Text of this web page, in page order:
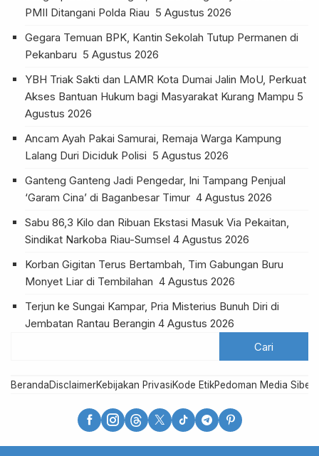
PMII Ditangani Polda Riau 5 Agustus 2026
Gegara Temuan BPK, Kantin Sekolah Tutup Permanen di
Pekanbaru 5 Agustus 2026
YBH Triak Sakti dan LAMR Kota Dumai Jalin MoU, Perkuat
Akses Bantuan Hukum bagi Masyarakat Kurang Mampu 5
Agustus 2026
Ancam Ayah Pakai Samurai, Remaja Warga Kampung
Lalang Duri Diciduk Polisi 5 Agustus 2026
Ganteng Ganteng Jadi Pengedar, Ini Tampang Penjual
‘Garam Cina’ di Baganbesar Timur 4 Agustus 2026
Sabu 86,3 Kilo dan Ribuan Ekstasi Masuk Via Pekaitan,
Sindikat Narkoba Riau-Sumsel 4 Agustus 2026
Korban Gigitan Terus Bertambah, Tim Gabungan Buru
Monyet Liar di Tembilahan 4 Agustus 2026
Terjun ke Sungai Kampar, Pria Misterius Bunuh Diri di
Jembatan Rantau Berangin 4 Agustus 2026
BerandaDisclaimerKebijakan PrivasiKode EtikPedoman Media Siber